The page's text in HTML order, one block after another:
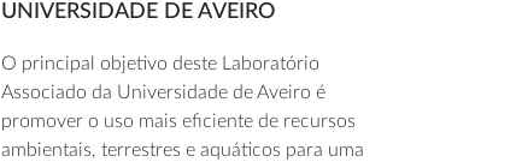
UNIVERSIDADE DE AVEIRO
O principal objetivo deste Laboratório
Associado da Universidade de Aveiro é
promover o uso mais eficiente de recursos
ambientais, terrestres e aquáticos para uma